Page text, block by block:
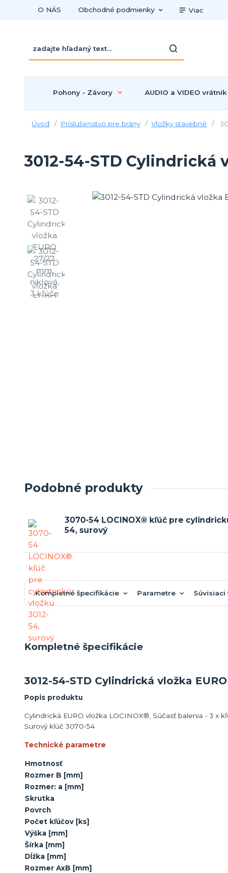
O NÁS Obchodné podmienky Viac
Pohony - Závory AUDIO a VIDEO vrátnik
Úvod Príslušenstvo pre brány Vložky stavebné
3012-54-STD Cylindrická
Podobné produkty
3070-54 LOCINOX® kľúč pre
54, surový
Kompletné špecifikácie Parametre Súvisiaci
Kompletné špecifikácie
3012-54-STD Cylindrická vložka
Popis produktu
Cylindrická EURO vložka LOCINOX®, Súčasť balenia - 3 x
Surový klúč 3070-54
Technické parametre
Hmotnosť
Rozmer B [mm]
Rozmer: a [mm]
Skrutka
Povrch
Počet kľúčov [ks]
Výška [mm]
Šírka [mm]
Dĺžka [mm]
Rozmer AxB [mm]